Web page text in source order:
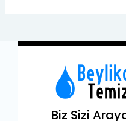
Biz Sizi